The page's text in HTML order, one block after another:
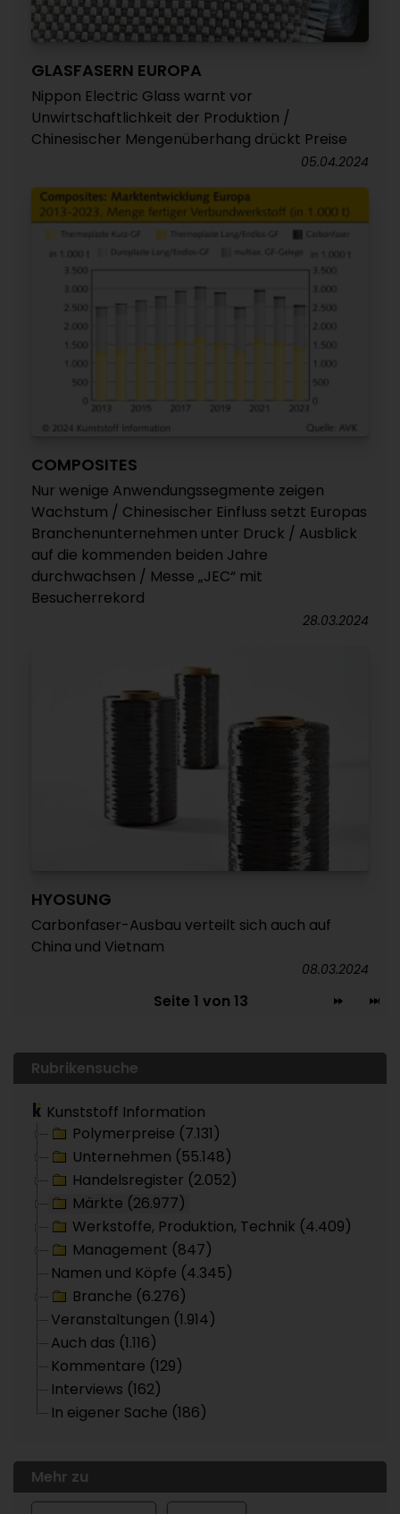
GLASFASERN EUROPA
Nippon Electric Glass warnt vor
Unwirtschaftlichkeit der Produktion /
Chinesischer Mengenüberhang drückt Preise
05.04.2024
COMPOSITES
Nur wenige Anwendungssegmente zeigen
Wachstum / Chinesischer Einfluss setzt Europas
Branchenunternehmen unter Druck / Ausblick
auf die kommenden beiden Jahre
durchwachsen / Messe „JEC“ mit
Besucherrekord
28.03.2024
HYOSUNG
Carbonfaser-Ausbau verteilt sich auch auf
China und Vietnam
08.03.2024
Seite 1 von 13
Rubrikensuche
Kunststoff Information
Polymerpreise (7.131)
Unternehmen (55.148)
Handelsregister (2.052)
Märkte (26.977)
Werkstoffe, Produktion, Technik (4.409)
Management (847)
Namen und Köpfe (4.345)
Branche (6.276)
Veranstaltungen (1.914)
Auch das (1.116)
Kommentare (129)
Interviews (162)
In eigener Sache (186)
Mehr zu